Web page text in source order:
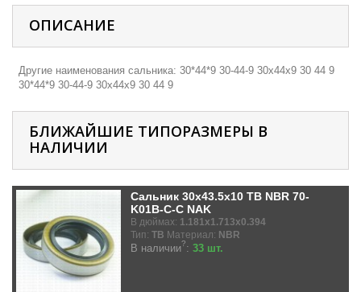
ОПИСАНИЕ
Другие наименования сальника: 30*44*9 30-44-9 30х44х9 30 44 9
30*44*9 30-44-9 30х44х9 30 44 9
БЛИЖАЙШИЕ ТИПОРАЗМЕРЫ В
НАЛИЧИИ
Сальник 30x43.5x10 TB NBR 70-
K01B-C-C NAK
В дюймах: 1.181x1.713x0.394
Тип: TB Материал: NBR
В наличии?: 33 шт.